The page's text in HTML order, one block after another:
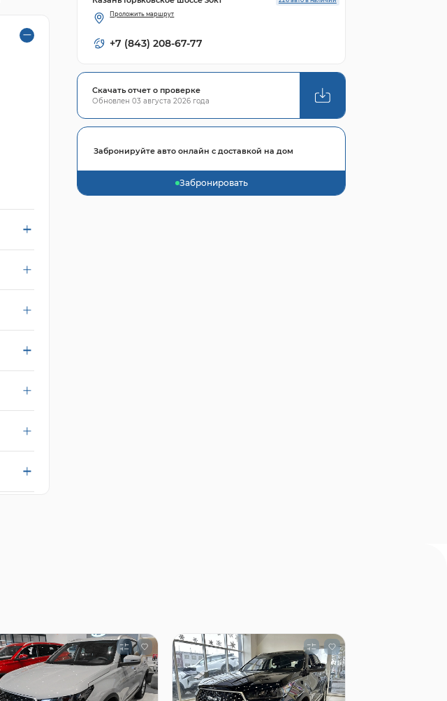
Проложить маршрут
+7 (843) 208-67-77
Скачать отчет о проверке
Обновлен 03 августа 2026 года
Забронируйте авто онлайн с доставкой на дом
Забронировать